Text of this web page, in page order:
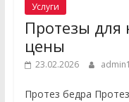
Услуги
Протезы для
цены
23.02.2026 admin1
Протез бедра